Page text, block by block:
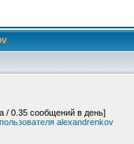
/ 0.35 сообщений в день]
alexandrenkov